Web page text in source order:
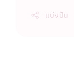
แบ่งปัน